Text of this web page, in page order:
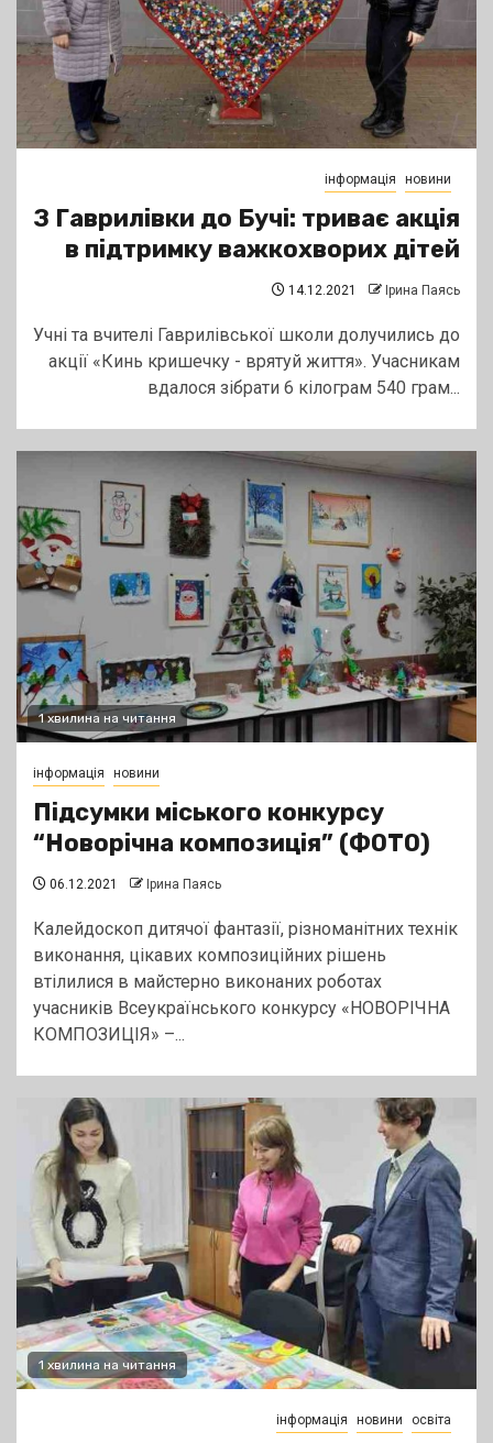
інформація новини
З Гаврилівки до Бучі: триває акція
в підтримку важкохворих дітей
14.12.2021 Ірина Паясь
Учні та вчителі Гаврилівської школи долучились до
акції «Кинь кришечку - врятуй життя». Учасникам
вдалося зібрати 6 кілограм 540 грам...
1 хвилина на читання
інформація новини
Підсумки міського конкурсу
“Новорічна композиція” (ФОТО)
06.12.2021 Ірина Паясь
Калейдоскоп дитячої фантазії, різноманітних технік
виконання, цікавих композиційних рішень
втілилися в майстерно виконаних роботах
учасників Всеукраїнського конкурсу «НОВОРІЧНА
КОМПОЗИЦІЯ» –...
1 хвилина на читання
інформація новини освіта